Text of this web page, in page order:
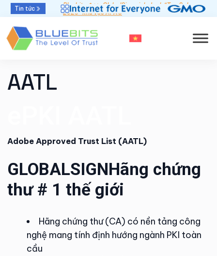
Tin tức
Bluebits được GlobalSign vinh danh “Top Sales
2025” khu vực APAC
Khởi đầu mới - Thời hạn chứng thư số 47 ngày
AATL
Adobe Approved Trust List (AATL)
GLOBALSIGNHãng chứng
thư # 1 thế giới
Hãng chứng thư (CA) có nền tảng công
nghệ mang tính định hướng ngành PKI toàn
cầu